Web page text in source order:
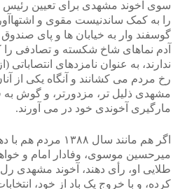
سوی آخوند مشهدی برای تعیین رئیس
را به کمک ساندنیست مقوی و
گوسفند وار به خیابان ها و پای
آدم نماهای شاخ شکسته و تصادفی
ندارند، به عنوان نامزدهای
رخ مردم می کشانند و آنگاه یکی از
مشهدی ذلیل تر، مزدورتر، و گوش
مارگیری آخوندی خود در می آورند.
اگر هم مانند سال
میرحسین موسوی، وفادار امام و
طلایی او، رأی دهند، آخوند مشهدی
کرده، و با خروج یک باد از خود،